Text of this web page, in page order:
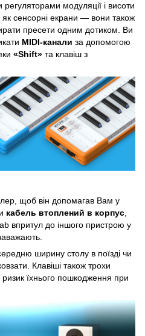
модуляції і висоти
сенсорні екрани — вони також
пресети одним дотиком. Ви
MIDI-канали за допомогою
«Shift» та клавіш з
щоб він допомагав Вам у
кабель втоплений в корпус
впритул до іншого пристрою у
ширину столу в поїзді чи
Клавіші також трохи
їхнього пошкодження при